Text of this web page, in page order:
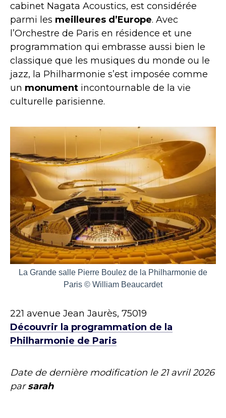
cabinet Nagata Acoustics, est considérée
parmi les meilleures d’Europe. Avec
l’Orchestre de Paris en résidence et une
programmation qui embrasse aussi bien le
classique que les musiques du monde ou le
jazz, la Philharmonie s’est imposée comme
un monument incontournable de la vie
culturelle parisienne.
La Grande salle Pierre Boulez de la Philharmonie de
Paris © William Beaucardet
221 avenue Jean Jaurès, 75019
Découvrir la programmation de la
Philharmonie de Paris
Date de dernière modification le21 avril 2026
parsarah